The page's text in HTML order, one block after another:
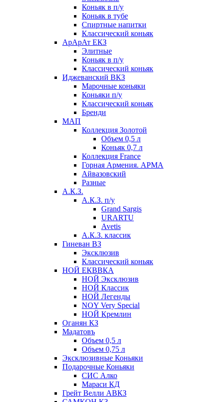
Коньяк в п/у
Коньяк в тубе
Спиртные напитки
Классический коньяк
АрАрАт ЕКЗ
Элитные
Коньяк в п/у
Классический коньяк
Иджеванский ВКЗ
Марочные коньяки
Коньяки п/у
Классический коньяк
Бренди
МАП
Коллекция Золотой
Объем 0,5 л
Коньяк 0,7 л
Коллекция France
Горная Армения. АРМА
Айвазовский
Разные
А.К.З.
А.К.З. п/у
Grand Sargis
URARTU
Avetis
А.К.З. классик
Гиневан ВЗ
Эксклюзив
Классический коньяк
НОЙ ЕКВВКА
НОЙ Эксклюзив
НОЙ Классик
НОЙ Легенды
NOY Very Speсial
НОЙ Кремлин
Оганян КЗ
Мадатовъ
Объем 0,5 л
Объем 0,75 л
Эксклюзивные Коньяки
Подарочные Коньяки
СИС Алко
Мараси КД
Грейт Велли АВКЗ